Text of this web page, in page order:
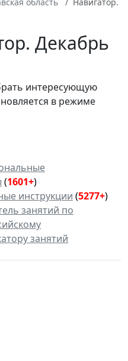
Декабрь
интересующую
в режиме
(1601+)
инструкции (5277+)
занятий по
занятий